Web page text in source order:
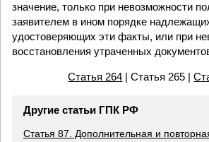
значение, только при невозможности
заявителем в ином порядке
удостоверяющих эти факты, или при
восстановления утраченных
Статья 264 | Статья 265 |
Другие статьи ГПК РФ
Статья 87. Дополнительная и